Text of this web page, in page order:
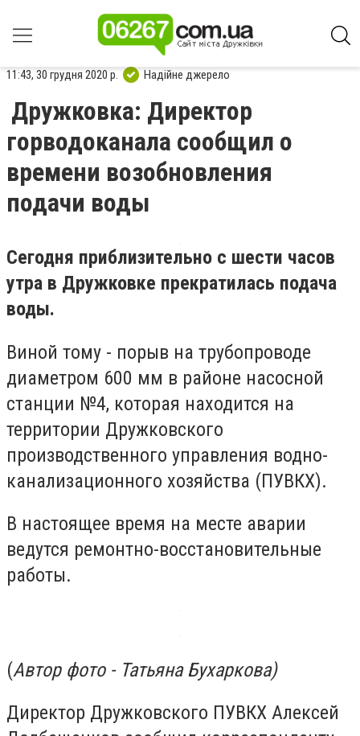
11:43, 30 грудня 2020 р. Надійне джерело
Дружковка: Директор
горводоканала сообщил о
времени возобновления
подачи воды
Сегодня приблизительно с шести часов
утра в Дружковке прекратилась подача
воды.
Виной тому - порыв на трубопроводе
диаметром 600 мм в районе насосной
станции №4, которая находится на
территории Дружковского
производственного управления водно-
канализационного хозяйства (ПУВКХ).
В настоящее время на месте аварии
ведутся ремонтно-восстановительные
работы.
(Автор фото - Татьяна Бухаркова)
Директор Дружковского ПУВКХ Алексей